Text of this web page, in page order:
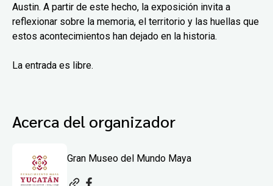
Austin. A partir de este hecho, la exposición invita a
reflexionar sobre la memoria, el territorio y las huellas que
estos acontecimientos han dejado en la historia.
La entrada es libre.
Acerca del organizador
Gran Museo del Mundo Maya